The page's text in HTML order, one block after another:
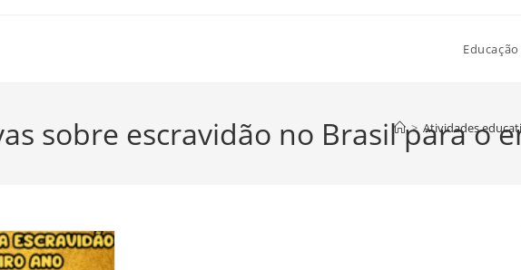
sobre escravidão no Brasil para o
> Atividades